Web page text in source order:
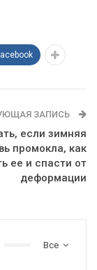
ЗАПИСЬ
если зимняя
промокла, как
ее и спасти от
деформации
Все